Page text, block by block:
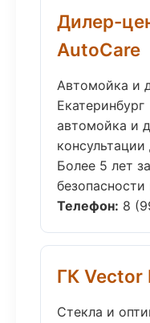
Дилер-
AutoCare
Автомойка и
Екатеринбург
автомойка и
Более 5 лет
безопасности
Телефон: 8
ГК Vector
Стекла и